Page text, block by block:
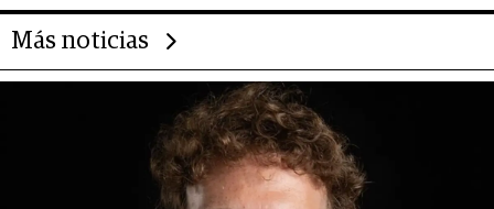
Más noticias